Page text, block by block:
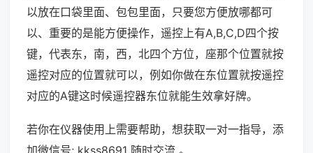
以放在口袋里面、包包里面，只要您方便放哪都可
以、重要的是能方便操作，遥控上有A,B,C,D四个按
键，代表东，南，西，北四个方位，座那个位置就按
遥控对应的位置就可以，例如你做在东位置就按遥控
对应的A键这时候遥控器东位就能生效拿好牌。
若你在仪器使用上需要帮助，想获取一对一指导，添
加微信号; kkss8691 随时交流 。